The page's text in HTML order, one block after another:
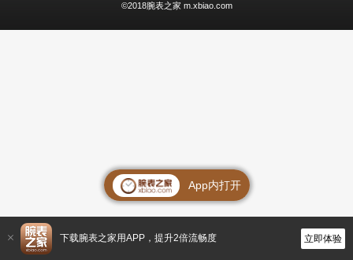
©2018腕表之家 m.xbiao.com
App内打开
下载腕表之家用APP，提升2倍流畅度 立即体验